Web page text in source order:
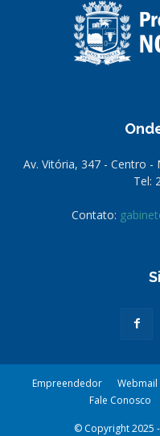
Av. Vitória, 347 - Centro -
Tel:
Contato:
Empreendedor Webmail
Fale Conosco
© Copyright 2025